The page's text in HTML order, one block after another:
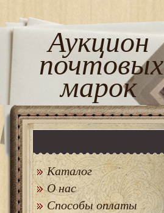
Аукцион
почтовых
марок
Каталог
О нас
Способы оплаты